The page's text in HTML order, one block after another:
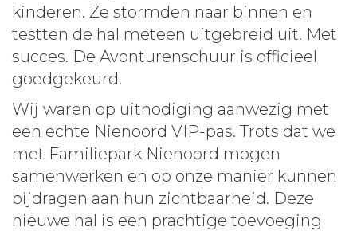
kinderen. Ze stormden naar binnen en
testten de hal meteen uitgebreid uit. Met
succes. De Avonturenschuur is officieel
goedgekeurd.
Wij waren op uitnodiging aanwezig met
een echte Nienoord VIP-pas. Trots dat we
met Familiepark Nienoord mogen
samenwerken en op onze manier kunnen
bijdragen aan hun zichtbaarheid. Deze
nieuwe hal is een prachtige toevoeging